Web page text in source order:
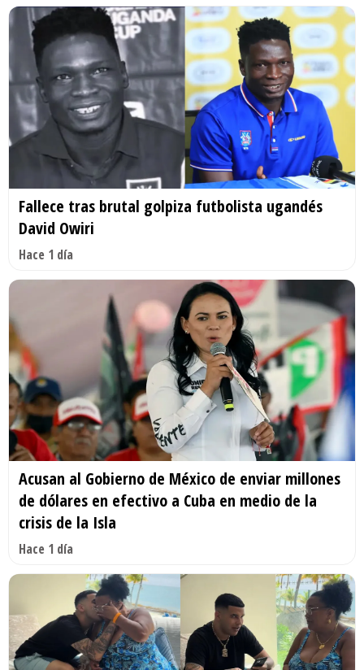
Fallece tras brutal golpiza futbolista ugandés
David Owiri
Hace 1 día
Acusan al Gobierno de México de enviar millones
de dólares en efectivo a Cuba en medio de la
crisis de la Isla
Hace 1 día